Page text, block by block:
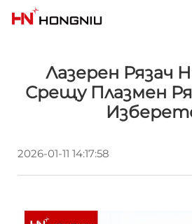
Лазерен Рязач
Срещу Плазмен
2026-01-11 14:17:58